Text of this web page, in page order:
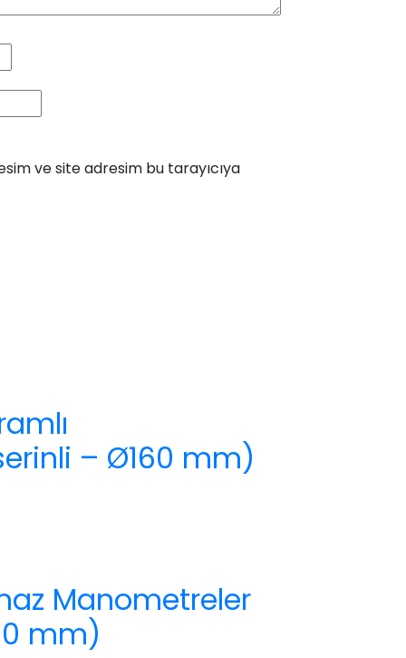
ve site adresim bu tarayıcıya
– Ø160 mm)
Manometreler
mm)